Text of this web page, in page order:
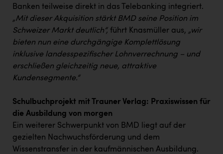
Banken teilweise direkt in das Telebanking integriert.
„Mit dieser Akquisition stärkt BMD seine Position im
Schweizer Markt deutlich“, führt Knasmüller aus, „wir
bieten nun eine durchgängige Komplettlösung
inklusive landesspezifischer Lohnverrechnung – und
erschließen gleichzeitig neue, attraktive
Kundensegmente.“
Schulbuchprojekt mit Trauner Verlag: Praxiswissen für
die Ausbildung von morgen
Ein weiterer Schwerpunkt von BMD liegt auf der
gezielten Nachwuchsförderung und dem
Wissenstransfer in der kaufmännischen Ausbildung.